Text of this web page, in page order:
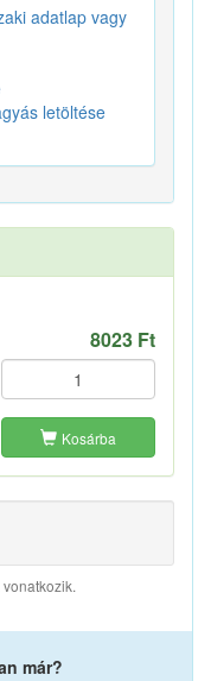
adatlap vagy
letöltése
8023 Ft
Kosárba
már?